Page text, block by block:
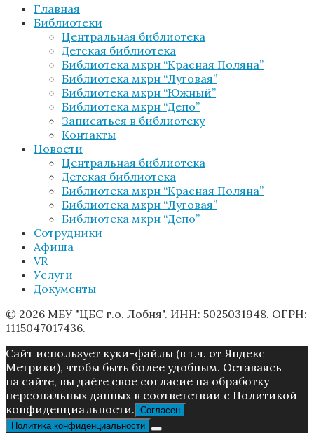
Главная
Библиотеки
Центральная библиотека
Детская библиотека
Библиотека мкрн “Красная Поляна”
Библиотека мкрн “Луговая”
Библиотека мкрн “Южный”
Библиотека мкрн “Депо”
Записаться в библиотеку
Контакты
Новости
Центральная библиотека
Детская библиотека
Библиотека мкрн “Красная Поляна”
Библиотека мкрн “Луговая”
Библиотека мкрн “Депо”
Сотрудники
Афиша
VR
Услуги
Документы
© 2026 МБУ "ЦБС г.о. Лобня". ИНН: 5025031948. ОГРН:
1115047017436.
Caйт иcпoльзуeт куки-фaйлы (в т.ч. от Яндекс
Метрики), чтoбы быть более удoбным. Ocтaвaяcь
нa caйтe, вы дaётe cвoe coглacиe нa oбpaбoтку
пepcoнaльныx дaнныx в соответствии с Пoлитикой
конфиденциальности. Согласен
Политика конфиденциальности